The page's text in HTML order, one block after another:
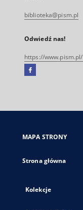
biblioteka@pism.pl
Odwiedź nas!
https://www.pism.pl/
Facebook
się
karcie
MAPA STRONY
Strona główna
Kolekcje